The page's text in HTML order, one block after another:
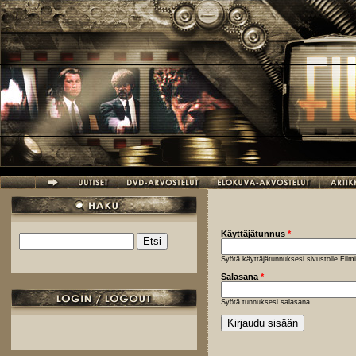
Hyppää pääsisältöön
Hakulomake
Käyttäjätunnus *
Syötä käyttäjätunnuksesi sivustolle
Salasana *
Syötä tunnuksesi salasana.